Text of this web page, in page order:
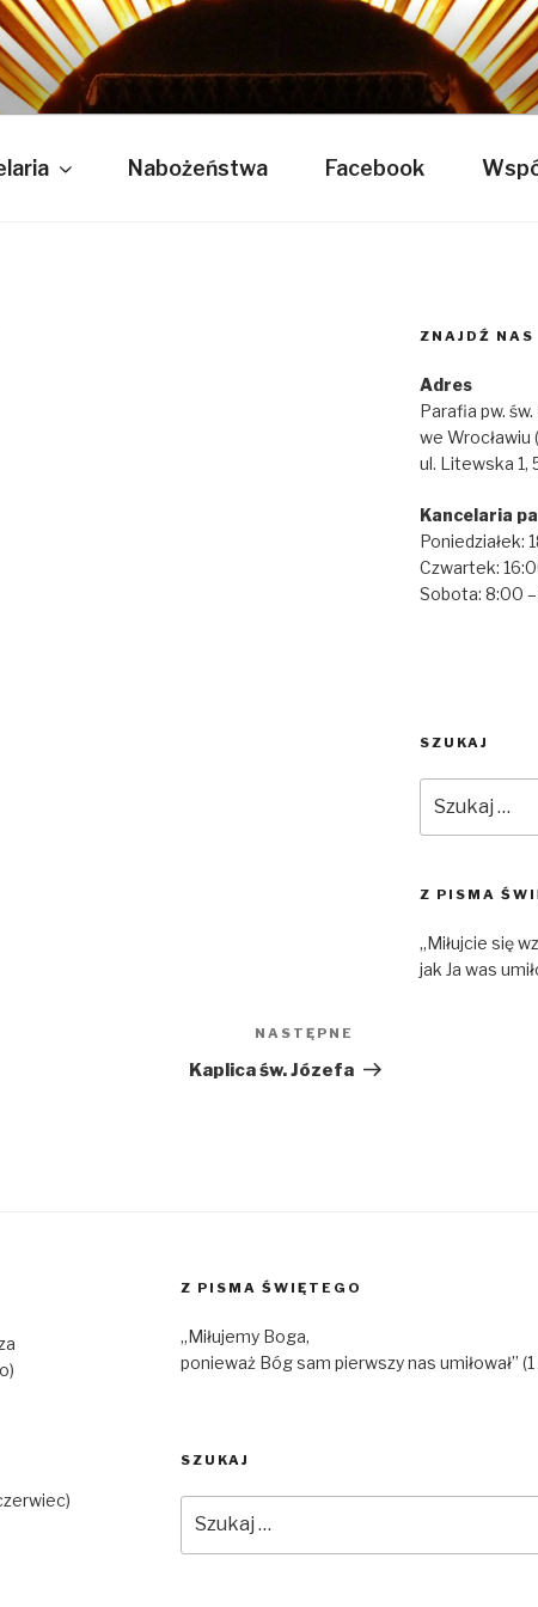
ŚW. KAZIMIERZA
Nabożeństwa Facebook
wpis
NASTĘPNE
Kaplica św. Józefa
ZNAJDŹ NAS
Adres
Parafia pw.
we Wrocławiu
ul. Litewska 1,
Kancelaria
Poniedziałek:
Czwartek:
Sobota: 8:00
SZUKAJ
Z PISMA
„Miłujcie się
jak Ja was
Z PISMA ŚWIĘTEGO
„Miłujemy Boga,
ponieważ Bóg sam pierwszy nas umiłował” (1
SZUKAJ